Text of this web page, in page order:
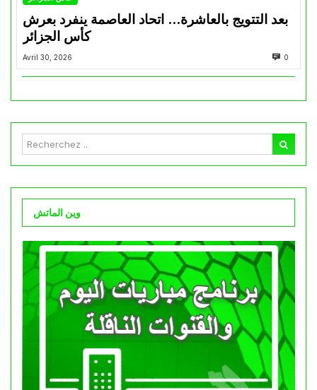
بعد التتويج بالعاشرة… اتحاد العاصمة ينفرد بعرش
كأس الجزائر
Avril 30, 2026 0
وين الماتش